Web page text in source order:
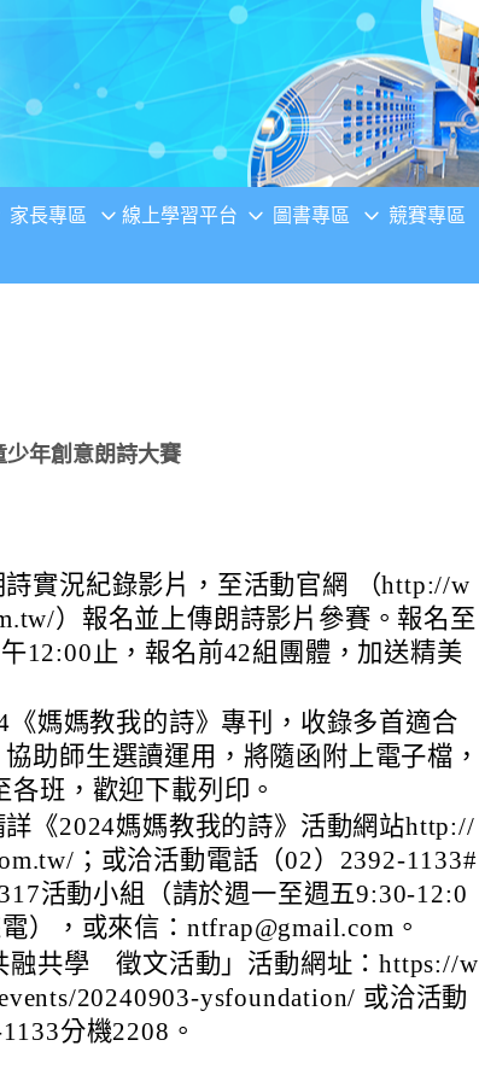
家長專區 線上學習平台 圖書專區 競賽專區
年創意朗詩大賽
實況紀錄影片，至活動官網 （http://w
）報名並上傳朗詩影片參賽。報名至
12:00止，報名前42組團體，加送精美
《媽媽教我的詩》專刊，收錄多首適合
助師生選讀運用，將隨函附上電子檔，
班，歡迎下載列印。
《2024媽媽教我的詩》活動網站http://
；或洽活動電話（02）2392-1133#
活動小組（請於週一至週五9:30-12:0
），或來信：ntfrap@gmail.com。
融共學 徵文活動」活動網址：https://w
20240903-ysfoundation/ 或洽活動
分機2208。